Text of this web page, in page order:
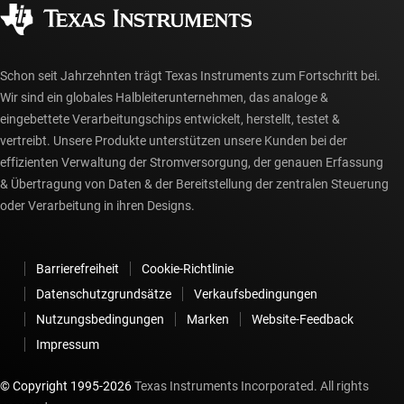
myTI-Konto FAQs
Schon seit Jahrzehnten trägt Texas Instruments zum Fortschritt bei.
Wir sind ein globales Halbleiterunternehmen, das analoge &
eingebettete Verarbeitungschips entwickelt, herstellt, testet &
vertreibt. Unsere Produkte unterstützen unsere Kunden bei der
effizienten Verwaltung der Stromversorgung, der genauen Erfassung
& Übertragung von Daten & der Bereitstellung der zentralen Steuerung
oder Verarbeitung in ihren Designs.
Barrierefreiheit
Cookie-Richtlinie
Datenschutzgrundsätze
Verkaufsbedingungen
Nutzungsbedingungen
Marken
Website-Feedback
Impressum
© Copyright 1995-2026Texas Instruments Incorporated. All rights